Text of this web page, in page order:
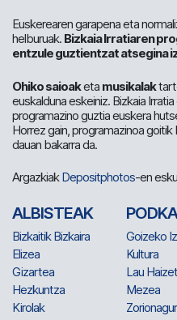
Euskerearen garapena eta
helburuak. Bizkaia Irratiaren
entzule guztientzat atsegina
Ohiko saioaketa musikalak
euskalduna eskeiniz. Bizkaia
programazino guztia euskera
Horrez gain, programazinoa
dauan bakarra da.
ArgazkiakDepositphotos-en
ALBISTEAK
Bizkaitik Bizkaira
Elizea
Gizartea
Hezkuntza
Kirolak
Goizeko
Kultura
Lau
Mezea